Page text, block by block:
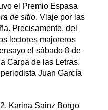
el Premio Espasa
de sitio. Viaje por las
Precisamente, del
lectores majoreros
el sábado 8 de
Carpa de las Letras.
Juan García
Karina Sainz Borgo